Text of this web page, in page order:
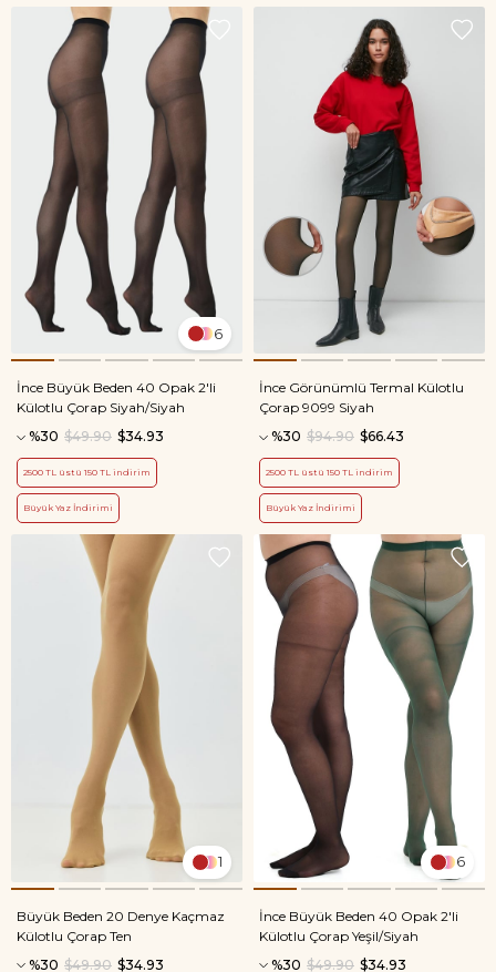
6
İnce Büyük Beden 40 Opak 2'li
Külotlu Çorap Siyah/Siyah
%30
$34.93
$49.90
2500 TL üstü 150 TL indirim
Büyük Yaz İndirimi
İnce Görünümlü Termal Külotlu
Çorap 9099 Siyah
%30
$66.43
$94.90
2500 TL üstü 150 TL indirim
Büyük Yaz İndirimi
1
Büyük Beden 20 Denye Kaçmaz
Külotlu Çorap Ten
%30
$34.93
$49.90
6
İnce Büyük Beden 40 Opak 2'li
Külotlu Çorap Yeşil/Siyah
%30
$34.93
$49.90